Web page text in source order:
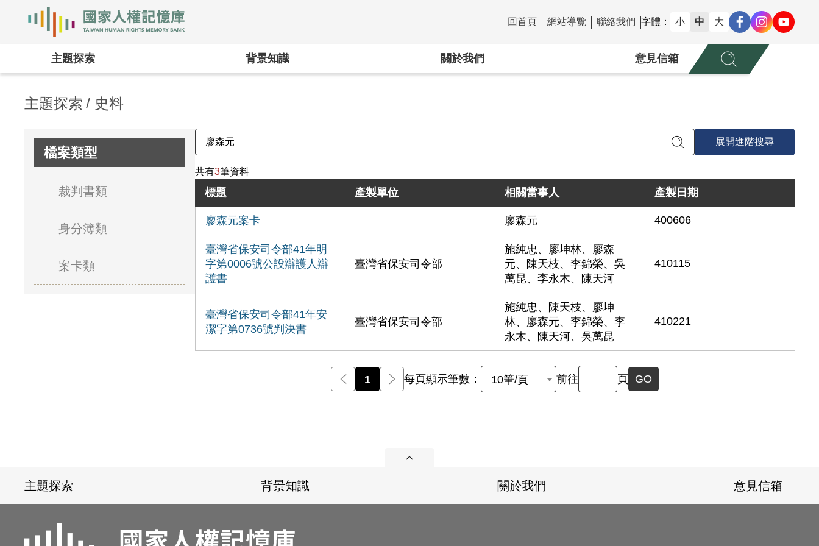
:::
回首頁 網站導覽 聯絡我們 字體： 小 中 大
主題探索 背景知識 關於我們 意見信箱
主題探索 史料
檔案類型
裁判書類
身分簿類
案卡類
展開進階搜尋
共有3筆資料
標題 產製單位 相關當事人 產製日期
廖森元案卡 廖森元 400606
臺灣省保安司令部41年明
字第0006號公設辯護人辯
護書
臺灣省保安司令部
施純忠、廖坤林、廖森
元、陳天枝、李錦榮、吳
萬昆、李永木、陳天河
410115
臺灣省保安司令部41年安
潔字第0736號判決書
臺灣省保安司令部
施純忠、陳天枝、廖坤
林、廖森元、李錦榮、李
永木、陳天河、吳萬昆
410221
前一頁
1 後一頁
每頁顯示筆數： 10筆/頁 前往 頁 GO
主題探索 背景知識 關於我們 意見信箱